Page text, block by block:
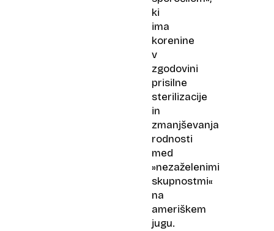
ki
ima
korenine
v
zgodovini
prisilne
sterilizacije
in
zmanjševanja
rodnosti
med
»nezaželenimi
skupnostmi«
na
ameriškem
jugu.